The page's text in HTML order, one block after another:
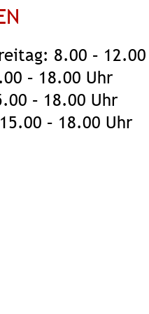
8.00 –
– 18.00 Uhr
– 18.00 Uhr
– 18.00 Uhr